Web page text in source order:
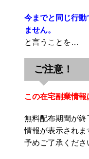
今までと同じ行
ません。
と言うことを…
ご注意！
この在宅副業情報
無料配布期間が
情報が表示されま
予めご了承くださ